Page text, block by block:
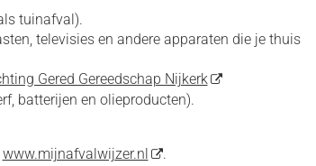
tuinafval).
televisies en andere apparaten die je thuis
Gered Gereedschap Nijkerk
batterijen en olieproducten).
www.mijnafvalwijzer.nl .